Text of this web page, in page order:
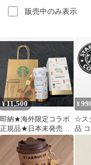
販売中のみ表示
¥11,500
即納★海外限定コラボ
正規品★日本未発売★
スターバックスとプラ
ダを着た悪魔2 500ml
ストラップつき タンブ
¥
☆ス
品
ト シ